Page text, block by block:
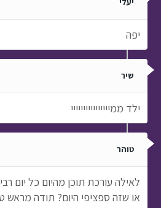
יפה
שיר
ילד ממיייייייייייייייי
טוהר
לאילה עורכת תוכן מהיום כל יום
או שזה ספציפי היום? תודה מראש